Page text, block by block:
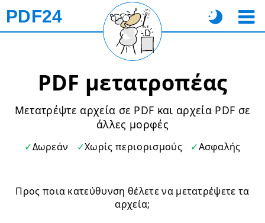
PDF24
PDF μετατροπέας
Μετατρέψτε αρχεία σε PDF και αρχεία PDF σε
άλλες μορφές
Δωρεάν Χωρίς περιορισμούς Ασφαλής
Προς ποια κατεύθυνση θέλετε να μετατρέψετε τα
αρχεία;